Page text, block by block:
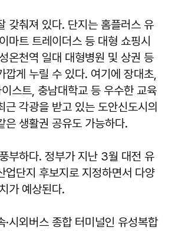
갖춰져 있다. 단지는 홈플러스 유
마트 트레이더스 등 대형 쇼핑시
온천역 일대 대형병원 및 상권 등
깝게 누릴 수 있다. 여기에 장대초,
스트, 충남대학교 등 우수한 교육
근 각광을 받고 있는 도안신도시의
은 생활권 공유도 가능하다.
부하다. 정부가 지난 3월 대전 유
업단지 후보지로 지정하면서 다양
가 예상된다.
·시외버스 종합 터미널인 유성복합